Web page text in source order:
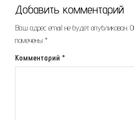
Добавить комментарий
Ваш адрес email не будет опубликован.
помечены *
Комментарий *